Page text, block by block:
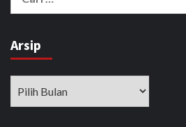
Arsip